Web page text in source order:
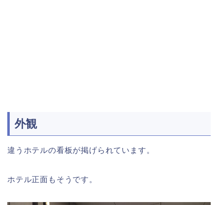
外観
違うホテルの看板が掲げられています。
ホテル正面もそうです。